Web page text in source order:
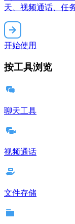
天、视频通话、任
开始使用
按工具浏览
聊天工具
视频通话
文件存储